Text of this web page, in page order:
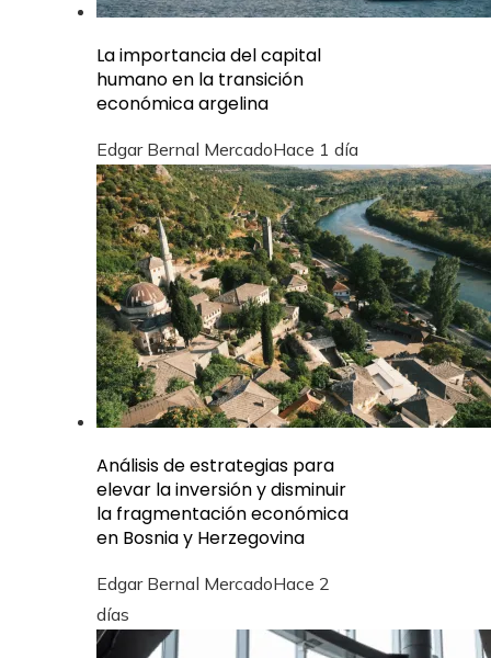
La importancia del capital
humano en la transición
económica argelina
Edgar Bernal MercadoHace 1 día
Análisis de estrategias para
elevar la inversión y disminuir
la fragmentación económica
en Bosnia y Herzegovina
Edgar Bernal MercadoHace 2
días